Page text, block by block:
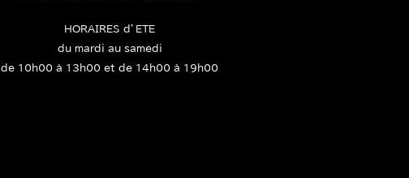
HORAIRES d’ETE
du mardi au samedi
de 10h00 à 13h00 et de 14h00 à 19h00